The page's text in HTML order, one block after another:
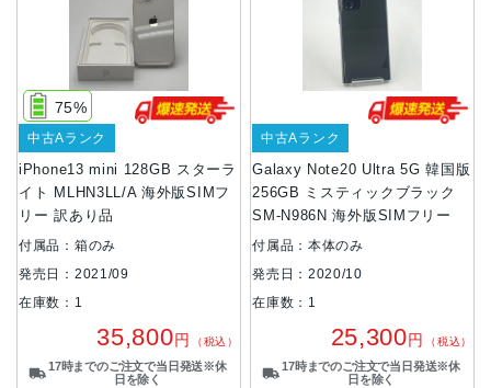
iPhone13 mini 128GB スターラ
イト MLHN3LL/A 海外版SIMフ
リー 訳あり品
75%
中古Aランク
付属品：箱のみ
発売日：2021/09
在庫数：1
35,800円 （税込）
17時までのご注文で当日発送※休
日を除く
Galaxy Note20 Ultra 5G 韓国版
256GB ミスティックブラック
SM-N986N 海外版SIMフリー
中古Aランク
付属品：本体のみ
発売日：2020/10
在庫数：1
25,300円 （税込）
17時までのご注文で当日発送※休
日を除く